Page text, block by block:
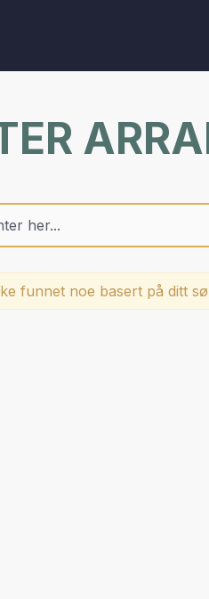
funnet noe basert på ditt